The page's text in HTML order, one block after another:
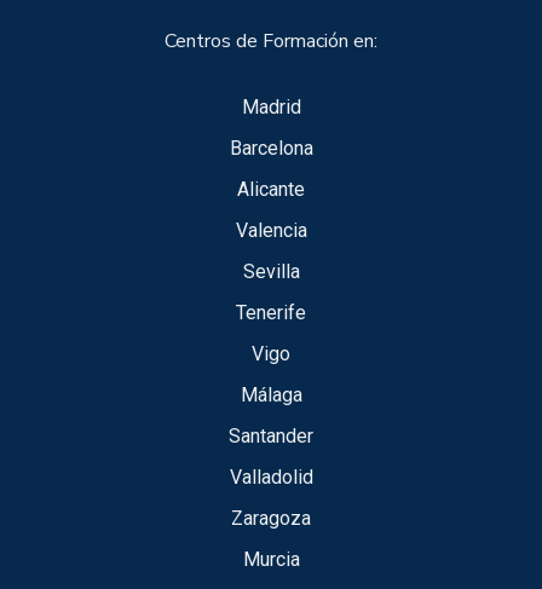
Centros de Formación en:
Madrid
Barcelona
Alicante
Valencia
Sevilla
Tenerife
Vigo
Málaga
Santander
Valladolid
Zaragoza
Murcia